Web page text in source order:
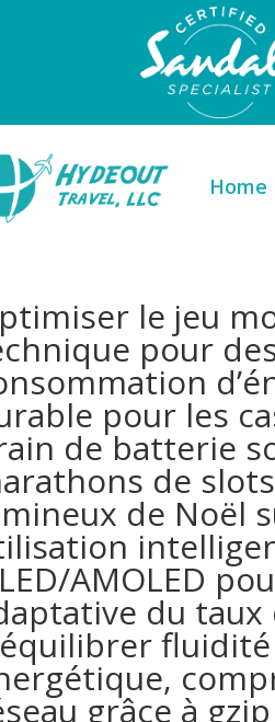
Home
le jeu
pour
pour les
de batterie
de
de Noël
AMOLED
du
grâce à